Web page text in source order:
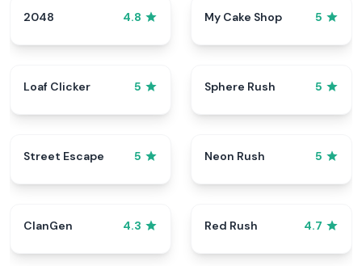
2048 4.8 My Cake Shop 5
Loaf Clicker 5 Sphere Rush 5
Street Escape 5 Neon Rush 5
ClanGen 4.3 Red Rush 4.7